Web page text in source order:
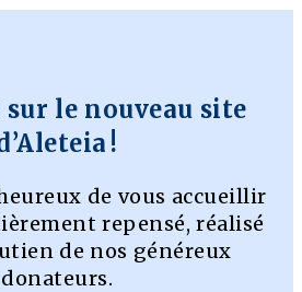
le nouveau site
!
de vous accueillir
repensé, réalisé
de nos généreux
donateurs.